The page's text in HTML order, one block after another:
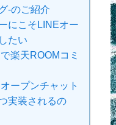
-のご紹介
にこそLINEオー
たい
楽天ROOMコミ
ープンチャット
実装されるの